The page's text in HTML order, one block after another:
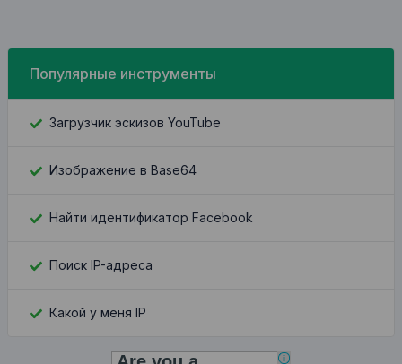
Популярные инструменты
Загрузчик эскизов YouTube
Изображение в Base64
Найти идентификатор Facebook
Поиск IP-адреса
Какой у меня IP